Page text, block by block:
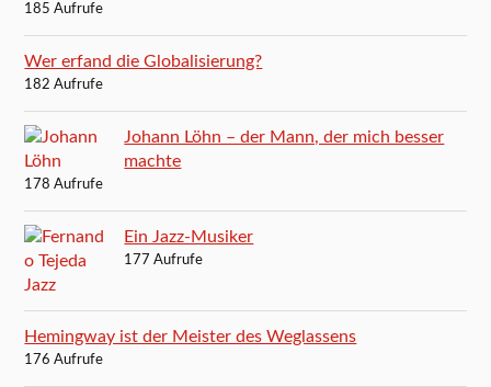
185 Aufrufe
Wer erfand die Globalisierung?
182 Aufrufe
Johann Löhn – der Mann, der mich besser
machte
178 Aufrufe
Ein Jazz-Musiker
177 Aufrufe
Hemingway ist der Meister des Weglassens
176 Aufrufe